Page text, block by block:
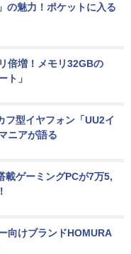
の魅力！ポケットに入る
倍増！メモリ32GBの
ト」
フ型イヤフォン「UU2イ
ニアが語る
載ゲーミングPCが7万5,
向けブランドHOMURA